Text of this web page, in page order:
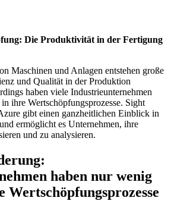
Die Produktivität in der Fertigung
Maschinen und Anlagen entstehen große
und Qualität in der Produktion
haben viele Industrieunternehmen
ihre Wertschöpfungsprozesse. Sight
gibt einen ganzheitlichen Einblick in
ermöglicht es Unternehmen, ihre
und zu analysieren.
haben nur wenig